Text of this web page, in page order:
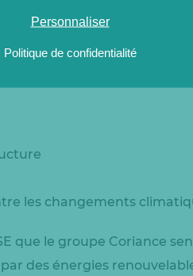
des entreprises, le
durable (ODD) promus
les changements
que le groupe Coriance
des énergies
Personnaliser
Politique de confidentialité